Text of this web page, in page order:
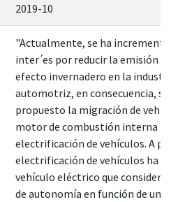
2019-10
"Actualmente, se ha
inter ́es por reducir la emisión
efecto invernadero en la
automotriz, en consecuencia, se
propuesto la migración de
motor de combustión interna
electrificación de vehículos. A
electrificación de vehículos ha
vehículo eléctrico que considera
de autonomía en función de un